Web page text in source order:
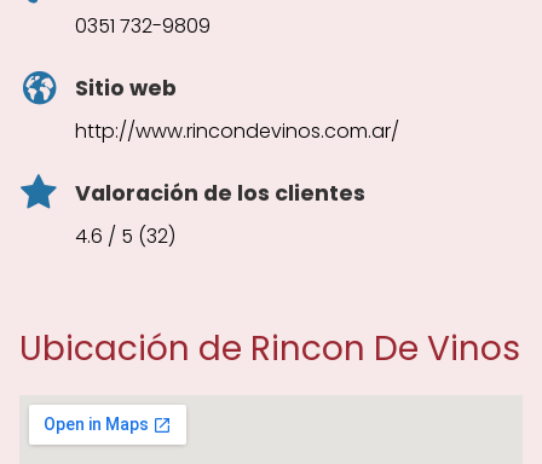
0351 732-9809
Sitio web
http://www.rincondevinos.com.ar/
Valoración de los clientes
4.6 / 5 (32)
Ubicación de Rincon De Vinos